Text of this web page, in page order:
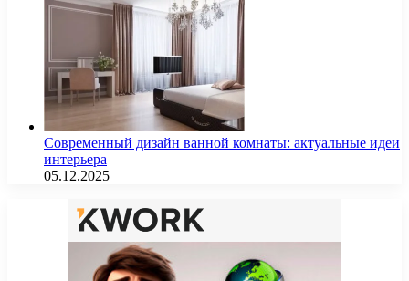
Современный дизайн ванной комнаты: актуальные идеи
интерьера
05.12.2025